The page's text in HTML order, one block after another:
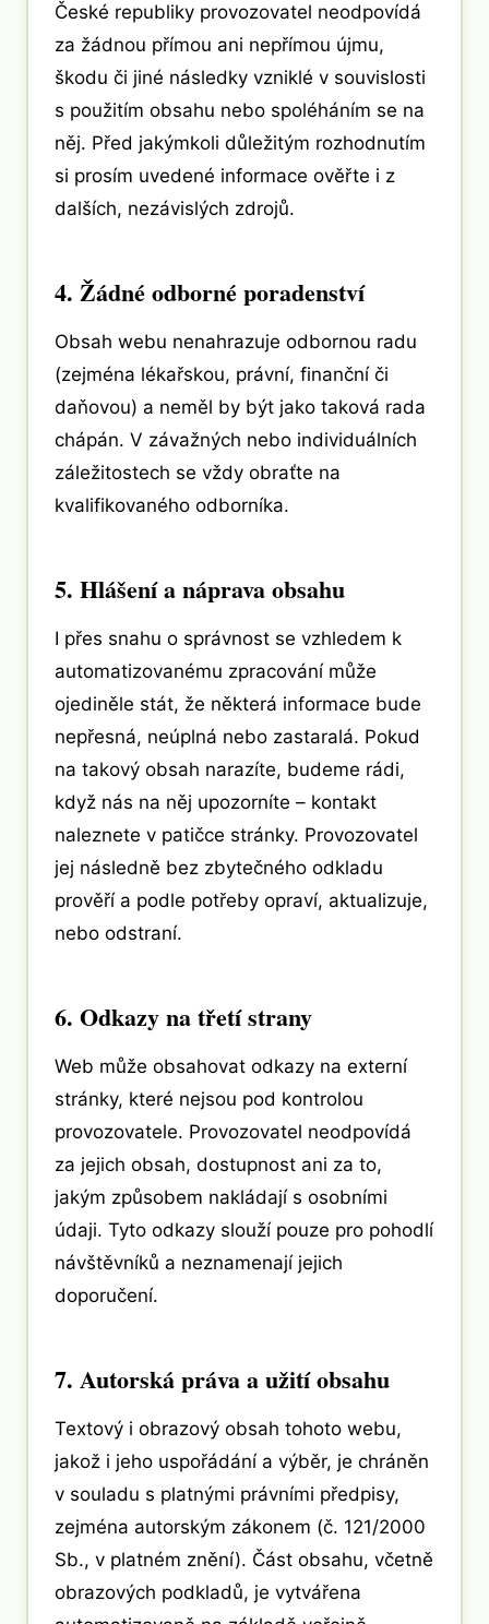
České republiky provozovatel neodpovídá
za žádnou přímou ani nepřímou újmu,
škodu či jiné následky vzniklé v souvislosti
s použitím obsahu nebo spoléháním se na
něj. Před jakýmkoli důležitým rozhodnutím
si prosím uvedené informace ověřte i z
dalších, nezávislých zdrojů.
4. Žádné odborné poradenství
Obsah webu nenahrazuje odbornou radu
(zejména lékařskou, právní, finanční či
daňovou) a neměl by být jako taková rada
chápán. V závažných nebo individuálních
záležitostech se vždy obraťte na
kvalifikovaného odborníka.
5. Hlášení a náprava obsahu
I přes snahu o správnost se vzhledem k
automatizovanému zpracování může
ojediněle stát, že některá informace bude
nepřesná, neúplná nebo zastaralá. Pokud
na takový obsah narazíte, budeme rádi,
když nás na něj upozorníte – kontakt
naleznete v patičce stránky. Provozovatel
jej následně bez zbytečného odkladu
prověří a podle potřeby opraví, aktualizuje,
nebo odstraní.
6. Odkazy na třetí strany
Web může obsahovat odkazy na externí
stránky, které nejsou pod kontrolou
provozovatele. Provozovatel neodpovídá
za jejich obsah, dostupnost ani za to,
jakým způsobem nakládají s osobními
údaji. Tyto odkazy slouží pouze pro pohodlí
návštěvníků a neznamenají jejich
doporučení.
7. Autorská práva a užití obsahu
Textový i obrazový obsah tohoto webu,
jakož i jeho uspořádání a výběr, je chráněn
v souladu s platnými právními předpisy,
zejména autorským zákonem (č. 121/2000
Sb., v platném znění). Část obsahu, včetně
obrazových podkladů, je vytvářena